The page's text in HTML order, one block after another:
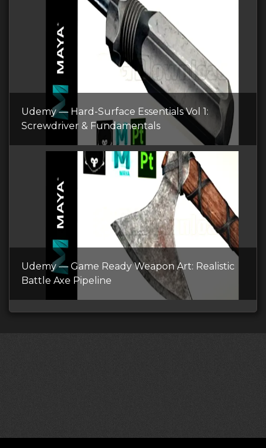
Udemy — Hard-Surface Essentials Vol 1:
Screwdriver & Fundamentals
Udemy — Game Ready Weapon Art: Realistic
Battle Axe Pipeline